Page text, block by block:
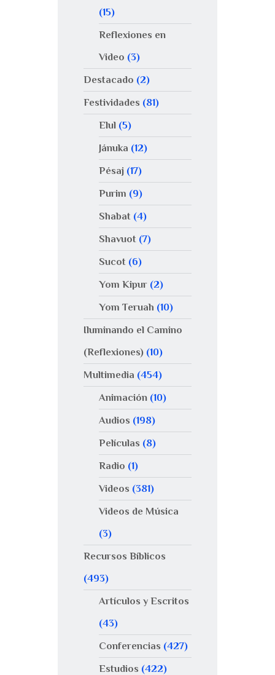
(15)
Reflexiones en
Video (3)
Destacado (2)
Festividades (81)
Elul(5)
Jánuka (12)
Pésaj(17)
Purim (9)
Shabat(4)
Shavuot(7)
Sucot(6)
Yom Kipur(2)
Yom Teruah (10)
Iluminando el Camino
(Reflexiones) (10)
Multimedia (454)
Animación(10)
Audios (198)
Películas (8)
Radio (1)
Videos (381)
Videos de Música
(3)
Recursos Bíblicos
(493)
Artículos y Escritos
(43)
Conferencias (427)
Estudios (422)